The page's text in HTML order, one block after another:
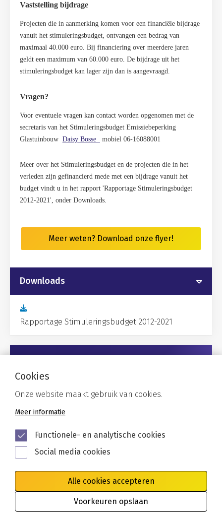
Vaststelling bijdrage
Projecten die in aanmerking komen voor een financiële bijdrage
vanuit het stimuleringsbudget, ontvangen een bedrag van
maximaal 40.000 euro. Bij financiering over meerdere jaren
geldt een maximum van 60.000 euro. De bijdrage uit het
stimuleringsbudget kan lager zijn dan is aangevraagd.
Vragen?
Voor eventuele vragen kan contact worden opgenomen met de
secretaris van het Stimuleringsbudget Emissiebeperking
Glastuinbouw Daisy Bosse mobiel 06-16088001
Meer over het Stimuleringsbudget en de projecten die in het
verleden zijn gefinancierd mede met een bijdrage vanuit het
budget vindt u in het rapport 'Rapportage Stimuleringsbudget
2012-2021', onder Downloads.
Meer weten? Download onze flyer!
Downloads
Rapportage Stimuleringsbudget 2012-2021
Gerelateerd
Cookies
Onze website maakt gebruik van cookies.
Meer informatie
Functionele- en analytische cookies
Social media cookies
Alle cookies accepteren
Voorkeuren opslaan